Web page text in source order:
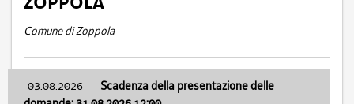
Comune di Zoppola
03.08.2026 - Scadenza della presentazione delle